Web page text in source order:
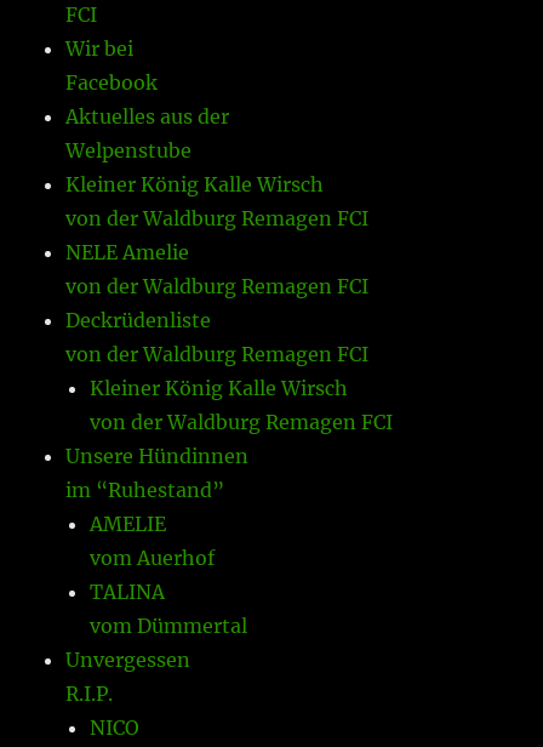
FCI
Wir bei
Facebook
Aktuelles aus der
Welpenstube
Kleiner König Kalle Wirsch
von der Waldburg Remagen FCI
NELE Amelie
von der Waldburg Remagen FCI
Deckrüdenliste
von der Waldburg Remagen FCI
Kleiner König Kalle Wirsch
von der Waldburg Remagen FCI
Unsere Hündinnen
im “Ruhestand”
AMELIE
vom Auerhof
TALINA
vom Dümmertal
Unvergessen
R.I.P.
NICO